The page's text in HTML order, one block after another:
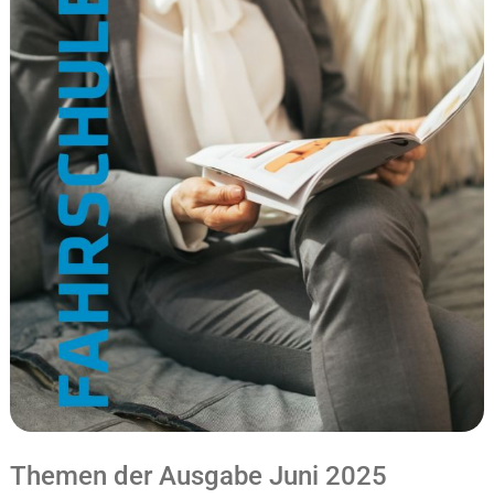
Themen der Ausgabe Juni 2025